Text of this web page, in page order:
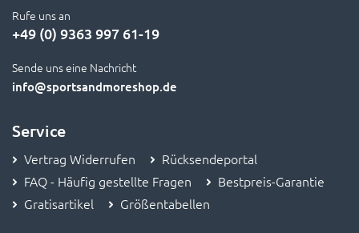
Rufe uns an
+49 (0) 9363 997 61-19
Sende uns eine Nachricht
info@sportsandmoreshop.de
Service
Vertrag Widerrufen
Rücksendeportal
FAQ - Häufig gestellte Fragen
Bestpreis-Garantie
Gratisartikel
Größentabellen